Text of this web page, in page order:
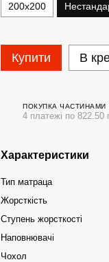
200х200
Купити В
ПОКУПКА ЧАСТИНАМИ
4 платежі по 822.50
Характеристики
Тип матраца
Жорсткість
Ступень жорсткості
Наповнювачі
Чохол